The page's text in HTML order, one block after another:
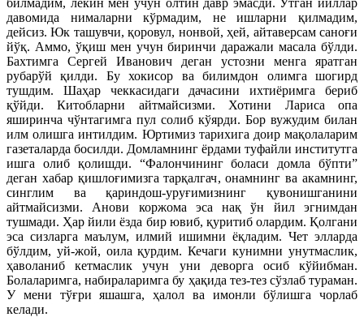
давомида нималарни кўрмадим, не ишларни қилмадим,
дейсиз. Юк ташувчи, қоровул, нонвой, ҳей, айтаверсам саноғи
йўқ. Аммо, ўқиш мен учун биринчи даражали масала бўлди.
Бахтимга Сергей Иванович деган устозни менга яратган
рубарўй қилди. Бу хокисор ва билимдон олимга шогирд
тушдим. Шаҳар чеккасидаги дачасини ихтиёримга бериб
қўйди. Китобларни айтмайсизми. Хотини Лариса опа
яширинча чўнтагимга пул солиб кўярди. Бор вужудим билан
илм олишга интилдим. Юртимиз тарихига доир мақолаларим
газеталарда босилди. Домламнинг ёрдами туфайли институтга
ишга олиб қолишди. “Фалончининг боласи домла бўпти”
деган хабар қишлоғимизга тарқалгач, онамнинг ва акамнинг,
синглим ва қариндош-уруғимизнинг қувонишганини
айтмайсизми. Анови коржома эса нақ ўн йил эгнимдан
тушмади. Ҳар йили ёзда бир ювиб, қуритиб олардим. Қолгани
эса сизларга маълум, илмий ишимни ёқладим. Чет элларда
бўлдим, уй-жой, оила қурдим. Кечаги кунимни унутмаслик,
ҳаволаниб кетмаслик учун уни деворга осиб кўйибман.
Болаларимга, набираларимга бу ҳақида тез-тез сўзлаб тураман.
У мени тўғри яшашга, ҳалол ва имонли бўлишга чорлаб
келади.